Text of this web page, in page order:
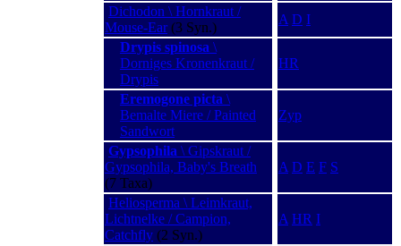
Dichodon \ Hornkraut /
Mouse-Ear(3 Syn.)
A D I
Drypis spinosa \
Dorniges Kronenkraut /
Drypis
HR
Eremogone picta \
Bemalte Miere / Painted
Sandwort
Zyp
Gypsophila \ Gipskraut /
Gypsophila, Baby's Breath
(7 Taxa)
A D E F S
Heliosperma \ Leimkraut,
Lichtnelke / Campion,
Catchfly (2 Syn.)
A HR I